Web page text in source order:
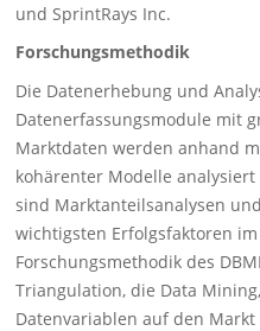
und SprintRays Inc.
Forschungsmethodik
Die Datenerhebung und
Datenerfassungsmodule mit
Marktdaten werden anhand
kohärenter Modelle
sind Marktanteilsanalysen
wichtigsten Erfolgsfaktoren
Forschungsmethodik des
Triangulation, die Data
Datenvariablen auf den